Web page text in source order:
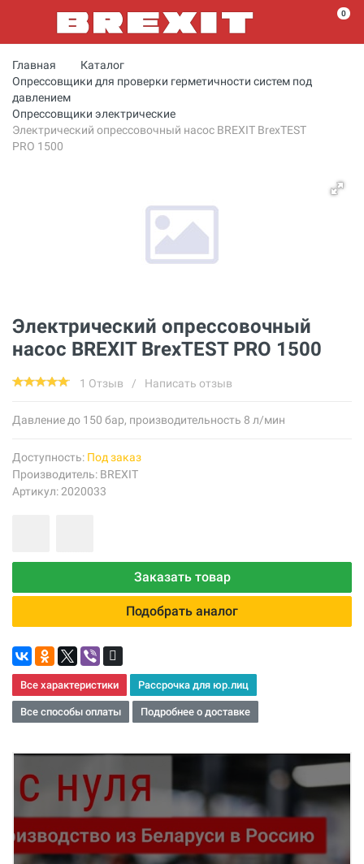
0
Главная
Каталог
Опрессовщики для проверки герметичности систем под
давлением
Опрессовщики электрические
Электрический опрессовочный насос BREXIT BrexTEST
PRO 1500
Электрический опрессовочный
насос BREXIT BrexTEST PRO 1500
1 Отзыв / Написать отзыв
Давление до 150 бар, производительность 8 л/мин
Доступность: Под заказ
Производитель: BREXIT
Артикул: 2020033
Заказать товар
Подобрать аналог
Все характеристики Рассрочка для юр.лиц
Все способы оплаты Подробнее о доставке